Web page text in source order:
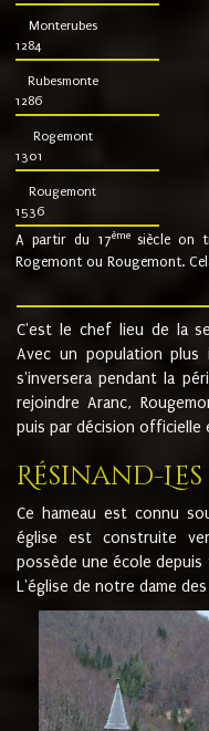
Monterubes
1284
Rubesmonte
1286
Rogemont
1301
Rougemont
1536
A partir du 17ème siècle on
Rogemont ou Rougemont.
C'est le chef lieu de la
Avec un population plus
s'inversera pendant la
rejoindre Aranc,
puis par décision officielle
Résinand-
Ce hameau est connu
église est construite
possède une école depuis
L'église de notre dame